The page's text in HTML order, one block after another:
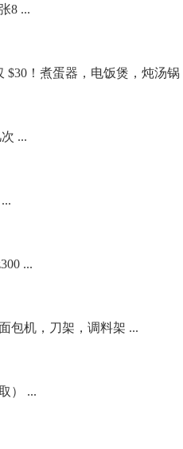
8 ...
！煮蛋器，电饭煲，炖汤锅
...
...
包机，刀架，调料架 ...
） ...